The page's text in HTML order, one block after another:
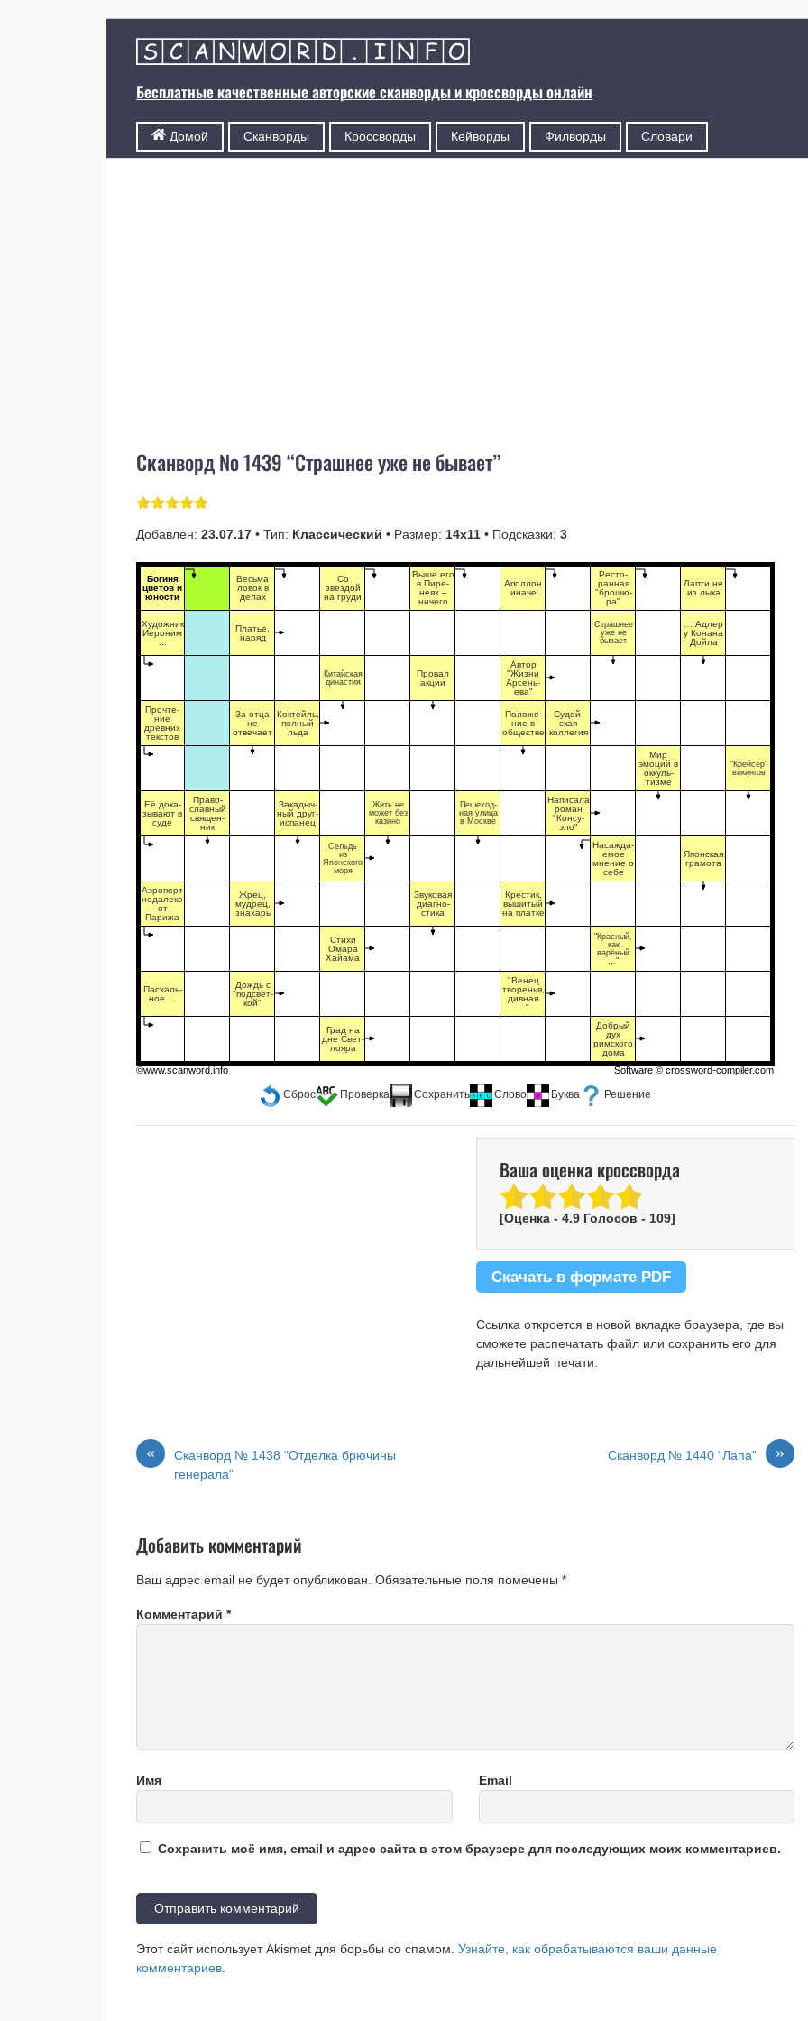
Бесплатные качественные авторские сканворды и кроссворды онлайн
Домой Сканворды Кроссворды Кейворды Филворды Словари
Сканворд № 1439 “Страшнее уже не бывает”
Добавлен:23.07.17 • Тип: Классический • Размер: 14х11 • Подсказки:3
Сброс Проверка Сохранить Слово Буква Решение
Богиня
цветов и
юности
Весьма
ловок в
делах
Со
звездой
на груди
Выше его
в Пире-
неях –
ничего
Аполлон
иначе
Ресто-
ранная
"брошю-
ра"
Лапти не
из лыка
Художник
Иероним
Платье,
наряд
Страшнее
уже не
бывает
… Адлер
у Конана
Дойла
Китайская
династия
Провал
акции
Автор
"Жизни
Арсень-
ева"
Прочте-
ние
древних
текстов
За отца
не
отвечает
Коктейль,
полный
льда
Положе-
ние в
обществе
Судей-
ская
коллегия
Мир
эмоций в
оккуль-
тизме
"Крейсер"
викингов
Её дока-
зывают в
суде
Право-
славный
священ-
ник
Закадыч-
ный друг-
испанец
Жить не
может без
казино
Пешеход-
ная улица
в Москве
Написала
роман
"Консу-
эло"
Сельдь
из
Японского
моря
Насажда-
емое
мнение о
себе
Японская
грамота
Аэропорт
недалеко
от
Парижа
Жрец,
мудрец,
знахарь
Звуковая
диагно-
стика
Крестик,
вышитый
на платке
Стихи
Омара
Хайама
"Красный,
как
варёный
…"
Пасхаль-
ное …
Дождь с
"подсвет-
кой"
"Венец
творенья,
дивная
…"
Град на
дне Свет-
лояра
Добрый
дух
римского
дома
©www.scanword.info Software ©crossword-compiler.com
Ваша оценка кроссворда
[Оценка - 4.9Голосов - 109]
Скачать в формате PDF
Ссылка откроется в новой вкладке браузера, где вы
сможете распечатать файл или сохранить его для
дальнейшей печати.
«
Сканворд № 1438 “Отделка брючины
генерала”
»
Сканворд № 1440 “Лапа”
Добавить комментарий
Ваш адрес email не будет опубликован. Обязательные поля помечены*
Комментарий*
Имя Email
Сохранить моё имя, email и адрес сайта в этом браузере для последующих моих комментариев.
Этот сайт использует Akismet для борьбы со спамом.Узнайте, как обрабатываются ваши данные
комментариев